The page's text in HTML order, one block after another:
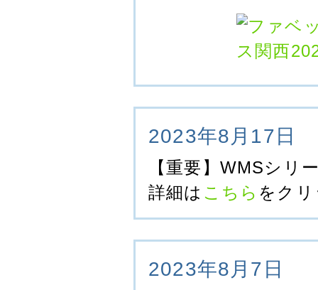
2023年8月17日
【重要】WMSシ
詳細は こちら をク
2023年8月7日